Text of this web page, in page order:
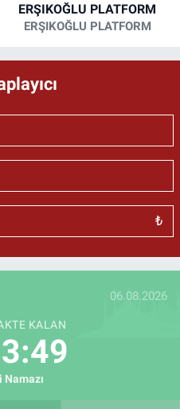
ERŞIKOĞLU PLATFORM
ERŞIKOĞLU PLATFORM
₺
06.08.2026
KALAN
Namazı